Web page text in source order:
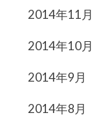
2014年11月
2014年10月
2014年9月
2014年8月